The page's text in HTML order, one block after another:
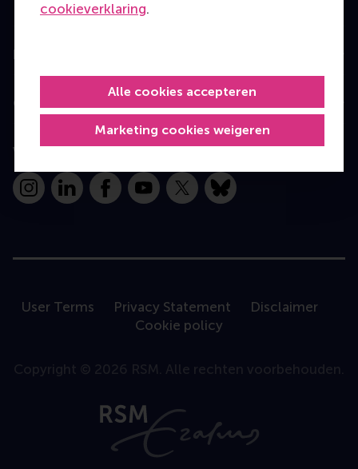
cookieverklaring.
Marketing cookies weigeren
Alle cookies accepteren
Programme finder
Information for
Contact
Volg ons
InstagramLinkedInFacebookYouTube
X Bluesky
User Terms Privacy Statement
Disclaimer
Cookie policy